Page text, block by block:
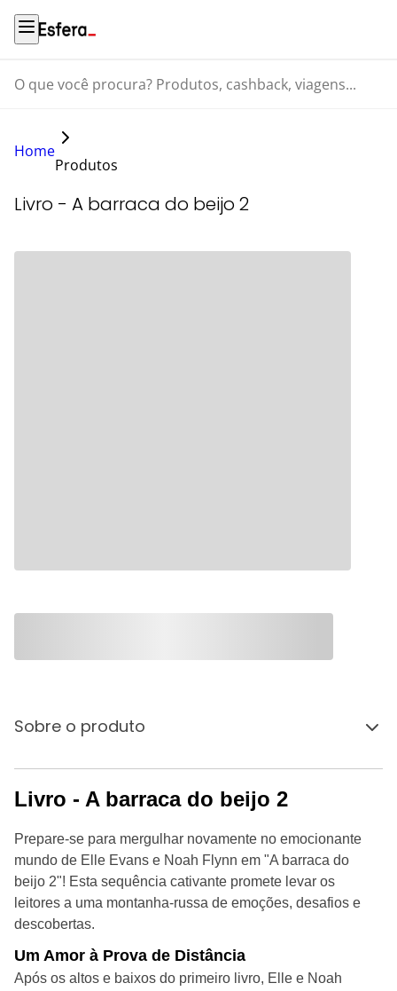
O que você procura? Produtos, cashback, viagens...
Home
Produtos
Livro - A barraca do beijo 2
Sobre o produto
Livro - A barraca do beijo 2
Prepare-se para mergulhar novamente no emocionante
mundo de Elle Evans e Noah Flynn em "A barraca do
beijo 2"! Esta sequência cativante promete levar os
leitores a uma montanha-russa de emoções, desafios e
descobertas.
Um Amor à Prova de Distância
Após os altos e baixos do primeiro livro, Elle e Noah